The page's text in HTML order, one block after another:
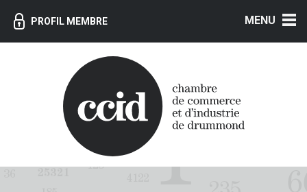
PROFIL MEMBRE MENU